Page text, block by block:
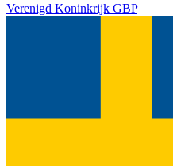
Verenigd Koninkrijk GBP